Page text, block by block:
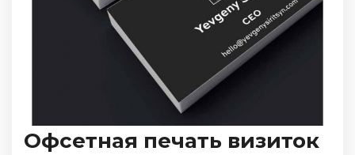
Офсетная печать визиток